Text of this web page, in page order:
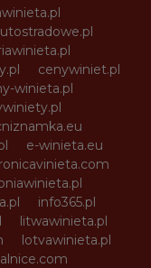
cenywiniet.pl
winieta.pl
e-winieta.eu
info365.pl
litwawinieta.pl
lotvawinieta.pl